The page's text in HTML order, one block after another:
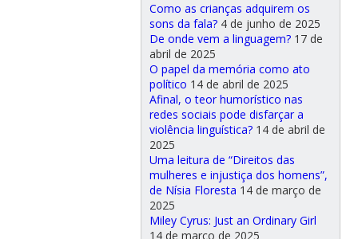
Como as crianças adquirem os
sons da fala? 4 de junho de 2025
De onde vem a linguagem? 17 de
abril de 2025
O papel da memória como ato
político 14 de abril de 2025
Afinal, o teor humorístico nas
redes sociais pode disfarçar a
violência linguística? 14 de abril de
2025
Uma leitura de “Direitos das
mulheres e injustiça dos homens”,
de Nísia Floresta 14 de março de
2025
Miley Cyrus: Just an Ordinary Girl
14 de março de 2025